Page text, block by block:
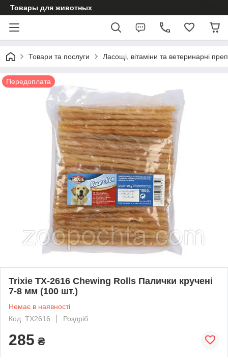
Товары для животных
Товари та послуги Ласощі, вітаміни та ветеринарні
Передоплата
Trixie TX-2616 Chewing Rolls Палички кручені
7-8 мм (100 шт.)
Немає в наявності
Код: TX2616
Роздріб
285 ₴